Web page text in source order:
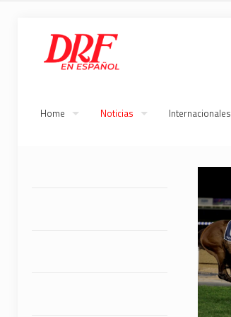
Home Noticias Internacionales